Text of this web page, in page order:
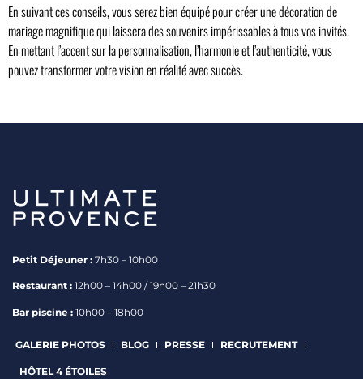
En suivant ces conseils, vous serez bien équipé pour créer une décoration de
mariage magnifique qui laissera des souvenirs impérissables à tous vos invités.
En mettant l’accent sur la personnalisation, l’harmonie et l’authenticité, vous
pouvez transformer votre vision en réalité avec succès.
Petit Déjeuner : 7h30 – 10h00
Restaurant : 12h00 – 14h00 / 19h00 – 21h30
Bar piscine : 10h00 – 18h00
GALERIE PHOTOS BLOG PRESSE RECRUTEMENT
HÔTEL 4 ÉTOILES